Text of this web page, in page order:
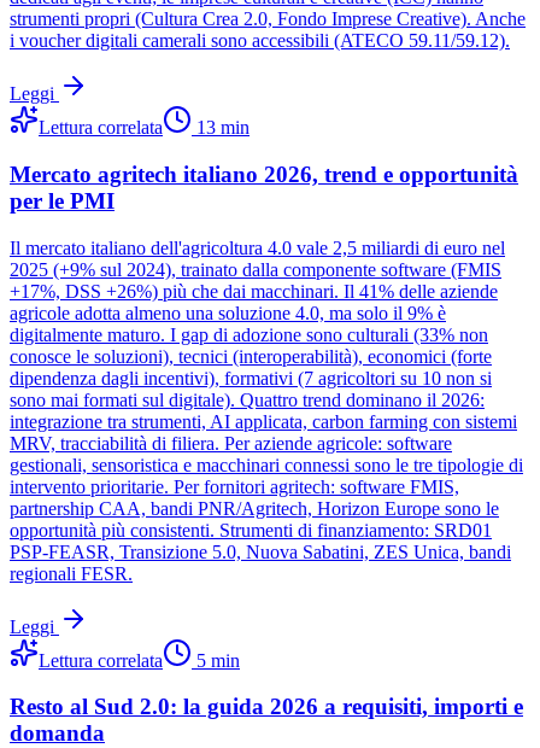
strumenti propri (Cultura Crea 2.0, Fondo Imprese Creative). Anche
i voucher digitali camerali sono accessibili (ATECO 59.11/59.12).
Leggi
Lettura correlata
13 min
Mercato agritech italiano 2026, trend e opportunità
per le PMI
Il mercato italiano dell'agricoltura 4.0 vale 2,5 miliardi di euro nel
2025 (+9% sul 2024), trainato dalla componente software (FMIS
+17%, DSS +26%) più che dai macchinari. Il 41% delle aziende
agricole adotta almeno una soluzione 4.0, ma solo il 9% è
digitalmente maturo. I gap di adozione sono culturali (33% non
conosce le soluzioni), tecnici (interoperabilità), economici (forte
dipendenza dagli incentivi), formativi (7 agricoltori su 10 non si
sono mai formati sul digitale). Quattro trend dominano il 2026:
integrazione tra strumenti, AI applicata, carbon farming con sistemi
MRV, tracciabilità di filiera. Per aziende agricole: software
gestionali, sensoristica e macchinari connessi sono le tre tipologie di
intervento prioritarie. Per fornitori agritech: software FMIS,
partnership CAA, bandi PNR/Agritech, Horizon Europe sono le
opportunità più consistenti. Strumenti di finanziamento: SRD01
PSP-FEASR, Transizione 5.0, Nuova Sabatini, ZES Unica, bandi
regionali FESR.
Leggi
Lettura correlata
5 min
Resto al Sud 2.0: la guida 2026 a requisiti, importi e
domanda